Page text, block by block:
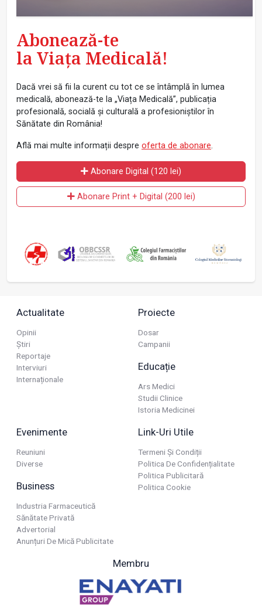
Abonează-te
la Viața Medicală!
Dacă vrei să fii la curent cu tot ce se întâmplă în lumea
medicală, abonează-te la „Viața Medicală”, publicația
profesională, socială și culturală a profesioniștilor în
Sănătate din România!
Află mai multe informații despre oferta de abonare.
Abonare Digital (120 lei)
Abonare Print + Digital (200 lei)
Actualitate
Opinii
Știri
Reportaje
Interviuri
Internaționale
Proiecte
Dosar
Campanii
Educație
Ars Medici
Studii Clinice
Istoria Medicinei
Evenimente
Reuniuni
Diverse
Business
Industria Farmaceutică
Sănătate Privată
Advertorial
Anunțuri De Mică Publicitate
Link-Uri Utile
Termeni Și Condiții
Politica De Confidențialitate
Politica Publicitară
Politica Cookie
Membru